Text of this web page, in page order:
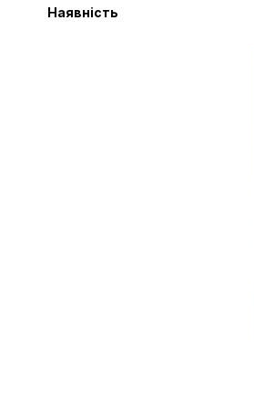
Наявність